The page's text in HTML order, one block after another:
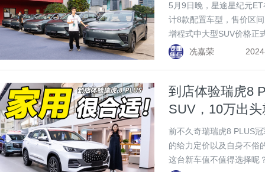
5月9日晚，星途星纪元
计8款配置车型，售价区
增程式中大型SUV价格正
择？跟随镜头一起看看吧
冼嘉荣
到店体验瑞虎8
SUV，10万出
前不久奇瑞瑞虎8 PLUS
的给力定价以及自身不俗
这台新车值不值得选择呢